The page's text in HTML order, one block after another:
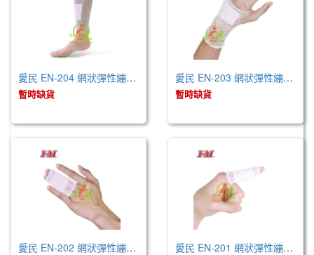
愛民 EN-204 網狀彈性繃帶-4號 (未滅菌)
暫時缺貨
愛民 EN-203 網狀彈性繃帶-3號 (未滅菌)
暫時缺貨
愛民 EN-202 網狀彈性繃帶-2號 (未滅菌) 愛民 EN-201 網狀彈性繃帶-1號 (未滅菌)